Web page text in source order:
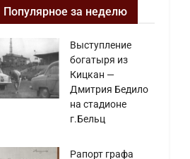
Популярное за неделю
Выступление
богатыря из
Кицкан —
Дмитрия Бедило
на стадионе
г.Бельц
Рапорт графа